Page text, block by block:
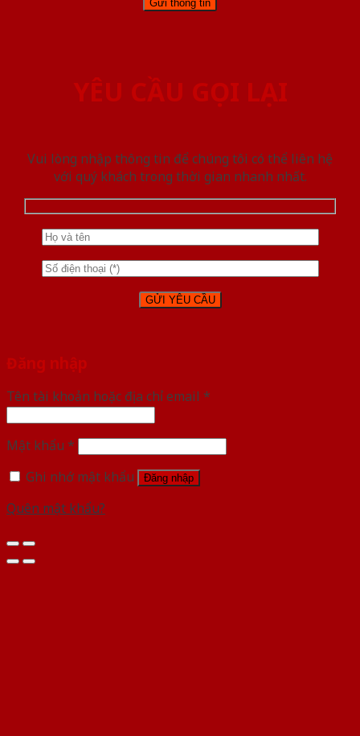
YÊU CẦU GỌI LẠI
Vui lòng nhập thông tin để chúng tôi có thể liên hệ
với quý khách trong thời gian nhanh nhất.
Đăng nhập
Tên tài khoản hoặc địa chỉ email *
Mật khẩu *
Ghi nhớ mật khẩu
Đăng nhập
Quên mật khẩu?